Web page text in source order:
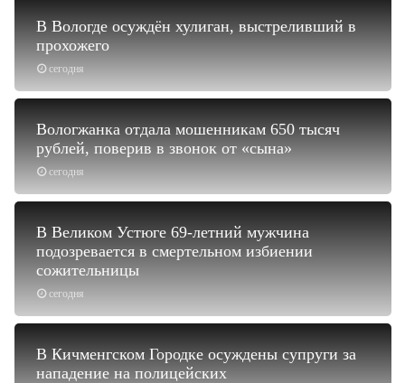
сегодня
В Вологде осуждён хулиган, выстреливший в
прохожего
сегодня
Вологжанка отдала мошенникам 650 тысяч
рублей, поверив в звонок от «сына»
сегодня
В Великом Устюге 69-летний мужчина
подозревается в смертельном избиении
сожительницы
В Кичменгском Городке осуждены супруги за
нападение на полицейских